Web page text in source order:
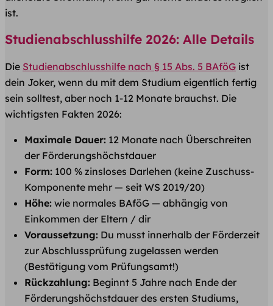
ist.
Studienabschlusshilfe 2026: Alle Details
Die Studienabschlusshilfe nach § 15 Abs. 5 BAföG ist
dein Joker, wenn du mit dem Studium eigentlich fertig
sein solltest, aber noch 1-12 Monate brauchst. Die
wichtigsten Fakten 2026:
Maximale Dauer: 12 Monate nach Überschreiten
der Förderungshöchstdauer
Form: 100 % zinsloses Darlehen (keine Zuschuss-
Komponente mehr — seit WS 2019/20)
Höhe: wie normales BAföG — abhängig von
Einkommen der Eltern / dir
Voraussetzung: Du musst innerhalb der Förderzeit
zur Abschlussprüfung zugelassen werden
(Bestätigung vom Prüfungsamt!)
Rückzahlung: Beginnt 5 Jahre nach Ende der
Förderungshöchstdauer des ersten Studiums,